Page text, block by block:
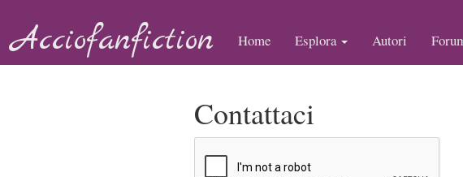
Acciofanfiction Home Esplora Autori
Contattaci